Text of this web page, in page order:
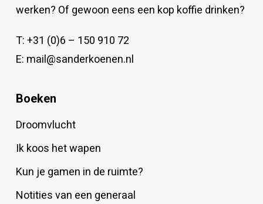
werken? Of gewoon eens een kop koffie drinken?
T:+31 (0)6 – 150 910 72
E: mail@sanderkoenen.nl
Boeken
Droomvlucht
Ik koos het wapen
Kun je gamen in de ruimte?
Notities van een generaal